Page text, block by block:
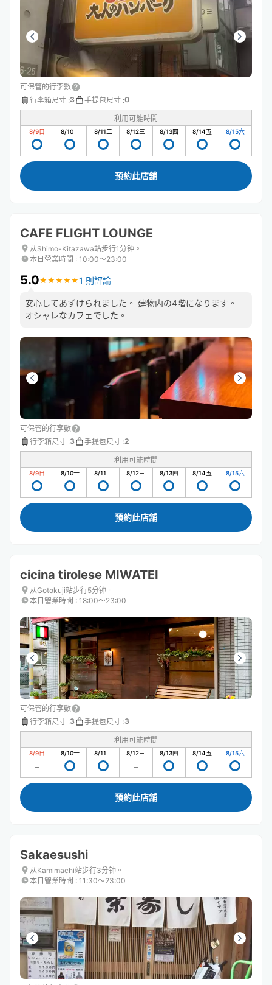
可保管的行李數
行李箱尺寸 :3 手提包尺寸 :0
利用可能時間
8/9日 8/10一 8/11二 8/12三 8/13四 8/14五 8/15六
預約此店舖
CAFE FLIGHT LOUNGE
从Shimo-Kitazawa站步行1分钟。
本日營業時間 : 10:00〜23:00
5.0★ ★ ★ ★ ★
★ ★ ★ ★ ★1 則評論
安心してあずけられました。 建物内の4階になります。
オシャレなカフェでした。
可保管的行李數
行李箱尺寸 :3 手提包尺寸 :2
利用可能時間
8/9日 8/10一 8/11二 8/12三 8/13四 8/14五 8/15六
預約此店舖
cicina tirolese MIWATEI
从Gotokuji站步行5分钟。
本日營業時間 : 18:00〜23:00
可保管的行李數
行李箱尺寸 :3 手提包尺寸 :3
利用可能時間
8/9日 8/10一 8/11二 8/12三 8/13四 8/14五 8/15六
預約此店舖
Sakaesushi
从Kamimachi站步行3分钟。
本日營業時間 : 11:30〜23:00